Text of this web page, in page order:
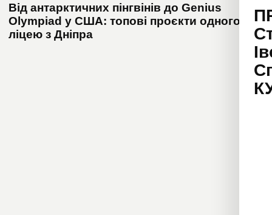
Від антарктичних пінгвінів до Genius
Olympiad у США: топові проєкти одного
ліцею з Дніпра